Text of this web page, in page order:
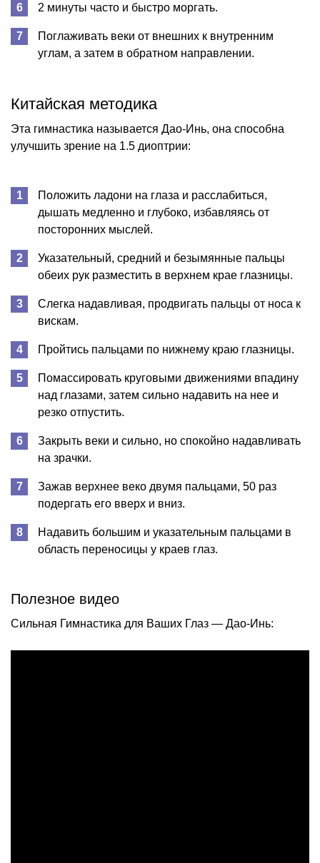
2 минуты часто и быстро моргать.
Поглаживать веки от внешних к внутренним
углам, а затем в обратном направлении.
Китайская методика
Эта гимнастика называется Дао-Инь, она способна
улучшить зрение на 1.5 диоптрии:
Положить ладони на глаза и расслабиться,
дышать медленно и глубоко, избавляясь от
посторонних мыслей.
Указательный, средний и безымянные пальцы
обеих рук разместить в верхнем крае глазницы.
Слегка надавливая, продвигать пальцы от носа к
вискам.
Пройтись пальцами по нижнему краю глазницы.
Помассировать круговыми движениями впадину
над глазами, затем сильно надавить на нее и
резко отпустить.
Закрыть веки и сильно, но спокойно надавливать
на зрачки.
Зажав верхнее веко двумя пальцами, 50 раз
подергать его вверх и вниз.
Надавить большим и указательным пальцами в
область переносицы у краев глаз.
Полезное видео
Сильная Гимнастика для Ваших Глаз — Дао-Инь: